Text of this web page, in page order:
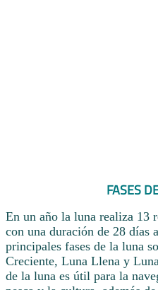
FASES
En un año la luna realiza 13
con una duración de 28 días
principales fases de la luna
Creciente, Luna Llena y
de la luna es útil para la